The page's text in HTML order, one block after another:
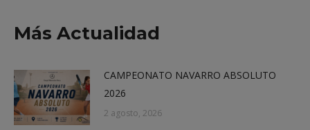
Más Actualidad
CAMPEONATO NAVARRO ABSOLUTO
2026
2 agosto, 2026